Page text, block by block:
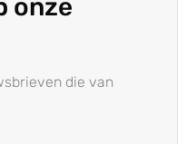
onze
die van